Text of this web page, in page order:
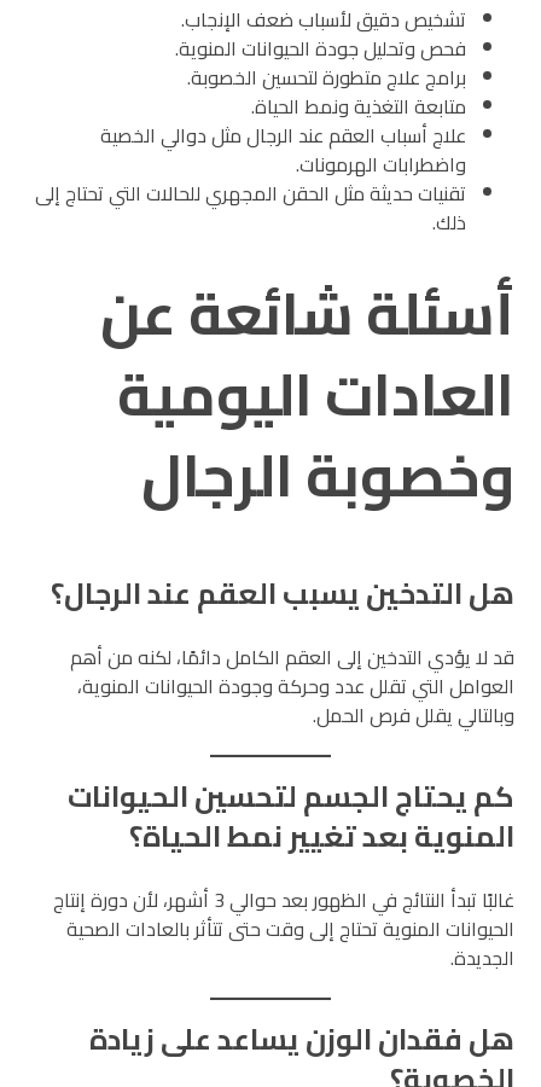
تشخيص دقيق لأسباب ضعف الإنجاب.
فحص وتحليل جودة الحيوانات المنوية.
برامج علاج متطورة لتحسين الخصوبة.
متابعة التغذية ونمط الحياة.
علاج أسباب العقم عند الرجال مثل دوالي الخصية
واضطرابات الهرمونات.
تقنيات حديثة مثل الحقن المجهري للحالات التي تحتاج إلى
ذلك.
أسئلة شائعة عن
العادات اليومية
وخصوبة الرجال
هل التدخين يسبب العقم عند الرجال؟
قد لا يؤدي التدخين إلى العقم الكامل دائمًا، لكنه من أهم
العوامل التي تقلل عدد وحركة وجودة الحيوانات المنوية،
وبالتالي يقلل فرص الحمل.
كم يحتاج الجسم لتحسين الحيوانات
المنوية بعد تغيير نمط الحياة؟
غالبًا تبدأ النتائج في الظهور بعد حوالي 3 أشهر، لأن دورة إنتاج
الحيوانات المنوية تحتاج إلى وقت حتى تتأثر بالعادات الصحية
الجديدة.
هل فقدان الوزن يساعد على زيادة